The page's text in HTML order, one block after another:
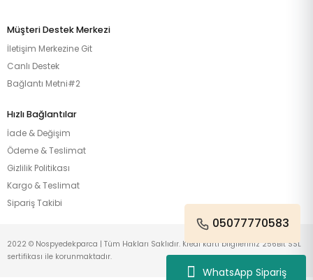
WhatsApp Sipariş
Müşteri Destek Merkezi
İletişim Merkezine Git
Canlı Destek
Bağlantı Metni#2
Hızlı Bağlantılar
İade & Değişim
Ödeme & Teslimat
Gizlilik Politikası
Kargo & Teslimat
Sipariş Takibi
05077770583
2022 © Nospyedekparca | Tüm Hakları Saklıdır. Kredi kartı bilgileriniz 256Bit SSL
sertifikası ile korunmaktadır.